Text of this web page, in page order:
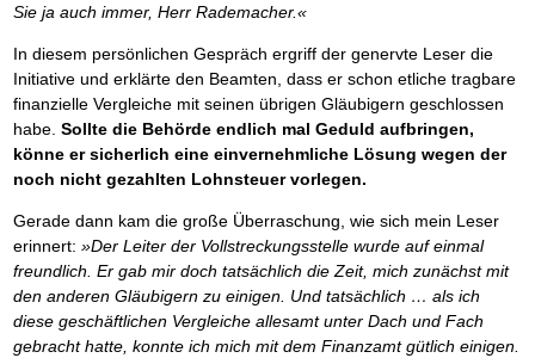
Sie ja auch immer, Herr Rademacher.«
In diesem persönlichen Gespräch ergriff der genervte Leser die
Initiative und erklärte den Beamten, dass er schon etliche tragbare
finanzielle Vergleiche mit seinen übrigen Gläubigern geschlossen
habe. Sollte die Behörde endlich mal Geduld aufbringen,
könne er sicherlich eine einvernehmliche Lösung wegen der
noch nicht gezahlten Lohnsteuer vorlegen.
Gerade dann kam die große Überraschung, wie sich mein Leser
erinnert: »Der Leiter der Vollstreckungsstelle wurde auf einmal
freundlich. Er gab mir doch tatsächlich die Zeit, mich zunächst mit
den anderen Gläubigern zu einigen. Und tatsächlich … als ich
diese geschäftlichen Vergleiche allesamt unter Dach und Fach
gebracht hatte, konnte ich mich mit dem Finanzamt gütlich einigen.